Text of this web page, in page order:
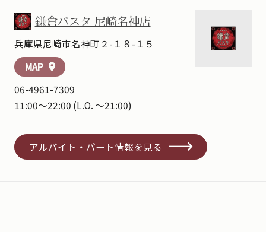
鎌倉パスタ 尼崎名神店
兵庫県尼崎市名神町２-１８-１５
MAP location_on
06-4961-7309
11:00～22:00 (L.O. ～21:00)
アルバイト・パート情報を見る